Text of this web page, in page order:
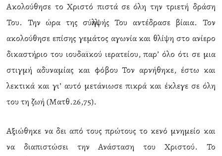
Ακολούθησε το Χριστό πιστά σε όλη την τριετή δράση
Του. Την ώρα της σύλληψής Του αντέδρασε βίαια. Τον
ακολούθησε επίσης γεμάτος αγωνία και θλίψη στο ανίερο
δικαστήριο του ιουδαϊκού ιερατείου, παρ’ όλο ότι σε μια
στιγμή αδυναμίας και φόβου Τον αρνήθηκε, έστω και
λεκτικά και γι’ αυτό μετάνιωσε πικρά και έκλεγε σε όλη
του τη ζωή (Ματθ.26,75).
Αξιώθηκε να δει από τους πρώτους το κενό μνημείο και
να διαπιστώσει την Ανάσταση του Χριστού. Το